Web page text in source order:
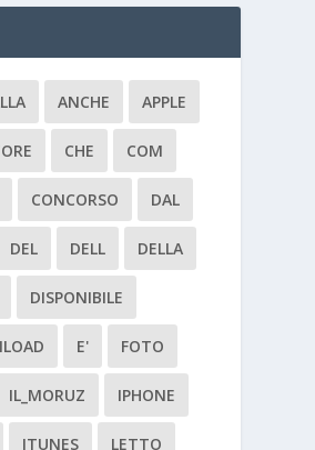
ANCHE APPLE
CHE COM
CONCORSO DAL
DEL DELL DELLA
DISPONIBILE
E' FOTO
IL_MORUZ IPHONE
ITUNES LETTO